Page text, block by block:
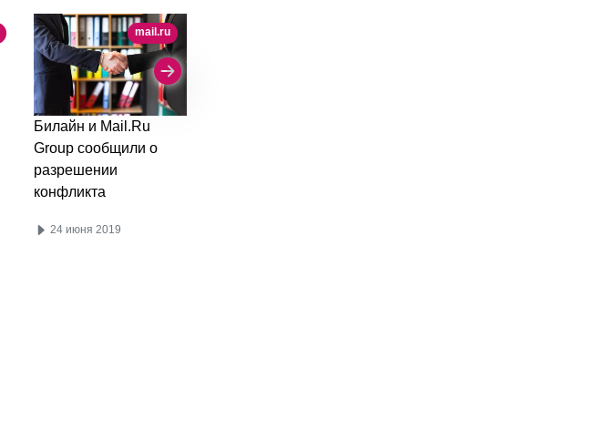
mail.ru
Билайн и Mail.Ru
Group сообщили о
разрешении
конфликта
24 июня 2019